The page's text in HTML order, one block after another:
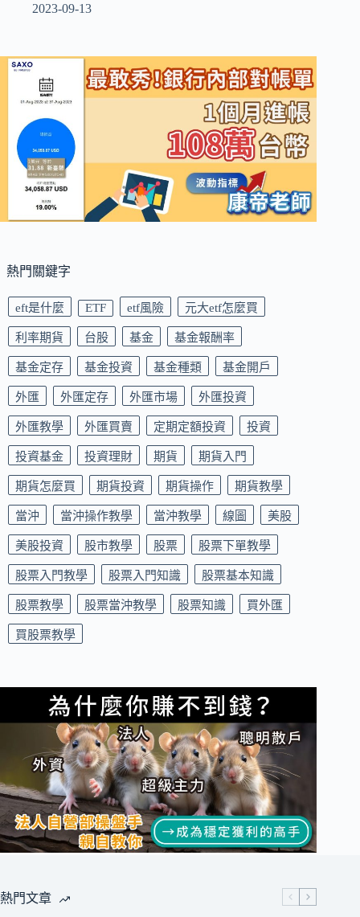
2023-09-13
熱門關鍵字
eft是什麼 ETF etf風險 元大etf怎麼買
利率期貨 台股 基金 基金報酬率
基金定存 基金投資 基金種類 基金開戶
外匯 外匯定存 外匯市場 外匯投資
外匯教學 外匯買賣 定期定額投資 投資
投資基金 投資理財 期貨 期貨入門
期貨怎麼買 期貨投資 期貨操作 期貨教學
當沖 當沖操作教學 當沖教學 線圖 美股
美股投資 股市教學 股票 股票下單教學
股票入門教學 股票入門知識 股票基本知識
股票教學 股票當沖教學 股票知識 買外匯
買股票教學
熱門文章